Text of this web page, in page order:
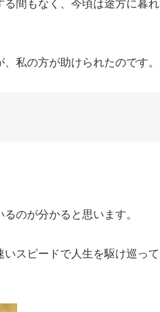
間もなく、今頃は途方に暮れ
私の方が助けられたのです。
のが分かると思います。
スピードで人生を駆け巡って